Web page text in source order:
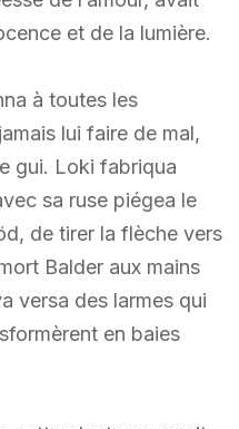
et de la lumière.
à toutes les
lui faire de mal,
gui. Loki fabriqua
sa ruse piégea le
de tirer la flèche vers
Balder aux mains
versa des larmes qui
en baies